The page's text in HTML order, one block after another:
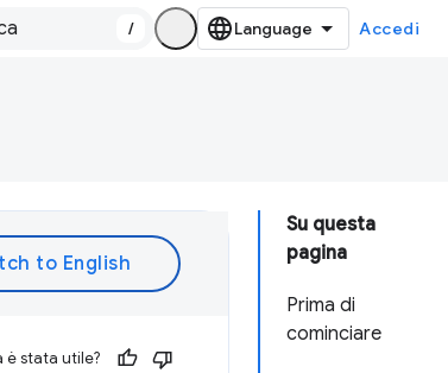
/ Accedi
Su questa
pagina
Prima di
cominciare
è stata utile?